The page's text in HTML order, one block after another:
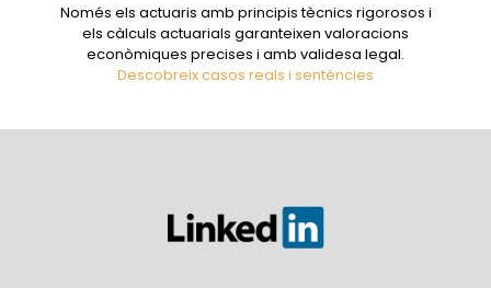
Només els actuaris amb principis tècnics rigorosos i
els càlculs actuarials garanteixen valoracions
econòmiques precises i amb validesa legal.
Descobreix casos reals i sentències